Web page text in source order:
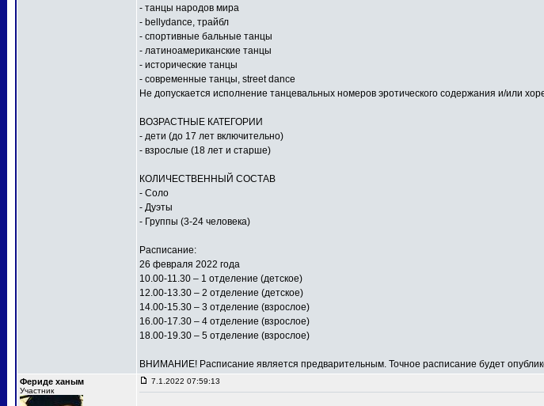
- танцы народов мира
- bellydance, трайбл
- спортивные бальные танцы
- латиноамериканские танцы
- исторические танцы
- современные танцы, street dance
Не допускается исполнение танцевальных номеров эротического содержания и/или
ВОЗРАСТНЫЕ КАТЕГОРИИ
- дети (до 17 лет включительно)
- взрослые (18 лет и старше)
КОЛИЧЕСТВЕННЫЙ СОСТАВ
- Соло
- Дуэты
- Группы (3-24 человека)
Расписание:
26 февраля 2022 года
10.00-11.30 – 1 отделение (детское)
12.00-13.30 – 2 отделение (детское)
14.00-15.30 – 3 отделение (взрослое)
16.00-17.30 – 4 отделение (взрослое)
18.00-19.30 – 5 отделение (взрослое)
ВНИМАНИЕ! Расписание является предварительным. Точное расписание будет
Фериде ханым
Участник
7.1.2022 07:59:13